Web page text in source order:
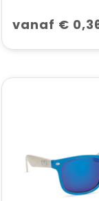
vanaf €